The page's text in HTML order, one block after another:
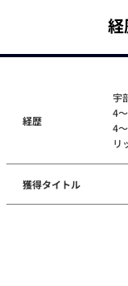
経歴
宇
4
4
リ
獲得タイトル